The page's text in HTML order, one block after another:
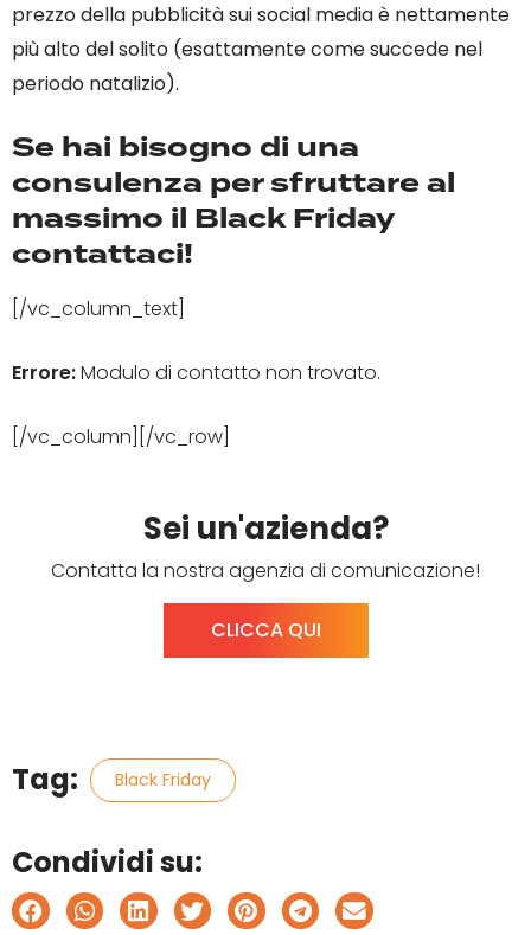
prezzo della pubblicità sui social media è nettamente
più alto del solito (esattamente come succede nel
periodo natalizio).
Se hai bisogno di una
consulenza per sfruttare al
massimo il Black Friday
contattaci!
[/vc_column_text]
Errore:Modulo di contatto non trovato.
[/vc_column][/vc_row]
Sei un'azienda?
Contatta la nostra agenzia di comunicazione!
CLICCA QUI
Tag: Black Friday
Condividi su: